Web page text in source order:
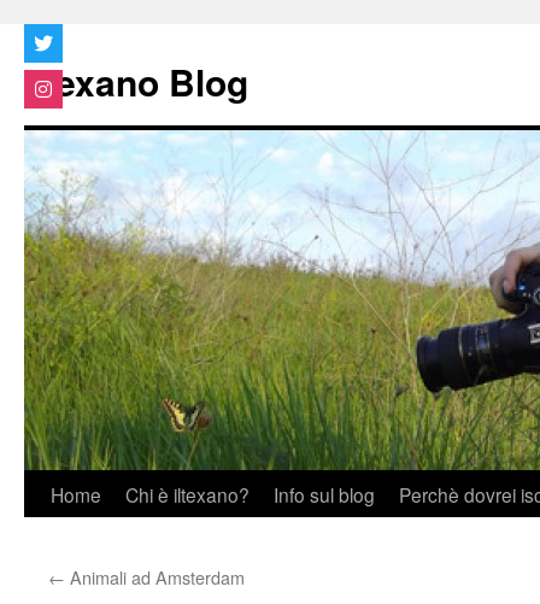
Vai
contenuto
Iltexano Blog
Home Chi è iltexano? Info sul blog Perchè dovrei
← Animali ad Amsterdam